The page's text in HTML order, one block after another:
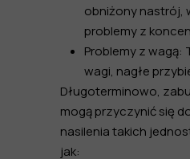
obniżony nastrój,
problemy z
Problemy z wagą:
wagi, nagłe
Długoterminowo,
mogą przyczynić się
nasilenia takich
jak: